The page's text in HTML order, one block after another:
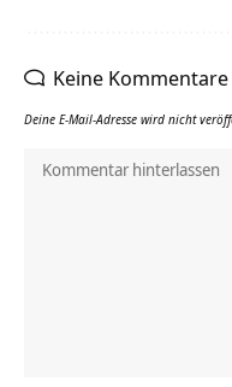
Keine Kommentare
Deine E-Mail-Adresse wird nicht